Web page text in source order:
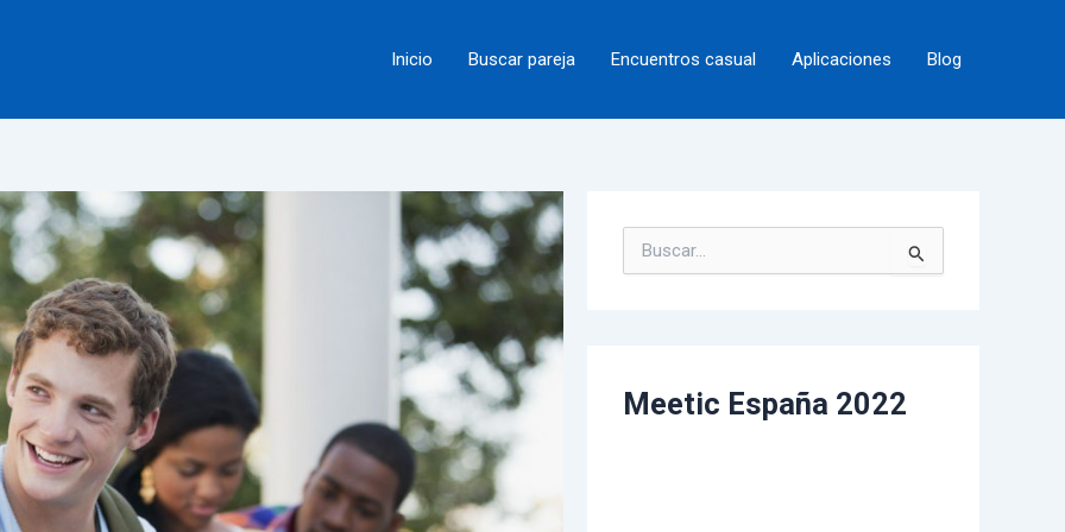
Inicio Buscar pareja Encuentros casual Aplicaciones Blog
u
p
oMeetic España 2022